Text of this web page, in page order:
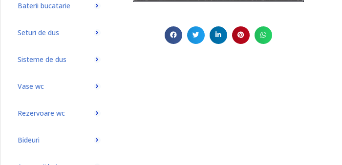
Baterii bucatarie
Seturi de dus
Sisteme de dus
Vase wc
Rezervoare wc
Bideuri